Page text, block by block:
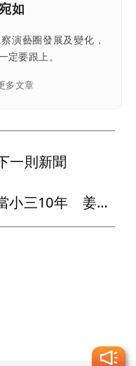
如
演藝圈發展及變化，
定要跟上。
多文章
一則新聞
小24歲女友遭爆婚內出軌當小三10年 姜厚任懶理反嗆爆料者「頭腦有問題」